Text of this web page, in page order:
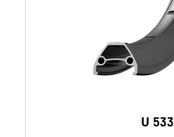
U 533